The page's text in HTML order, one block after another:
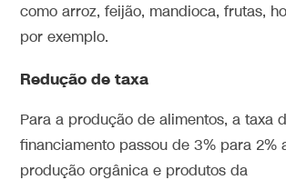
como arroz, feijão, mandioca, frutas,
por exemplo.
Redução de taxa
Para a produção de alimentos, a taxa
financiamento passou de 3% para 2%
produção orgânica e produtos da